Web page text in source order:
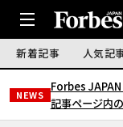
新着記事 人気記
NEWS
Forbes JAPAN
記事ページ内